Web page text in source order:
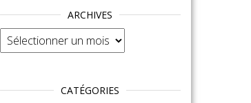
ARCHIVES
Archives
CATÉGORIES